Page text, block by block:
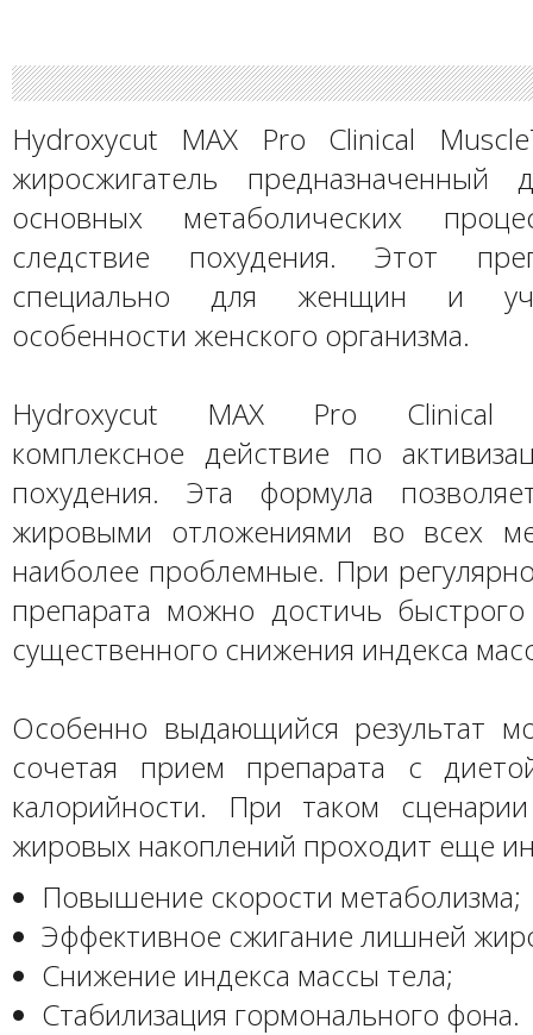
Hydroxycut MAX Pro Clinical
жиросжигатель предназначенный
основных метаболических
следствие похудения. Этот
специально для женщин и
особенности женского организма.
Hydroxycut MAX Pro Clinical
комплексное действие по
похудения. Эта формула
жировыми отложениями во всех
наиболее проблемные. При
препарата можно достичь
существенного снижения индекса
Особенно выдающийся результат
сочетая прием препарата с
калорийности. При таком
жировых накоплений проходит еще
Повышение скорости метаболизма;
Эффективное сжигание лишней
Снижение индекса массы тела;
Стабилизация гормонального фона.